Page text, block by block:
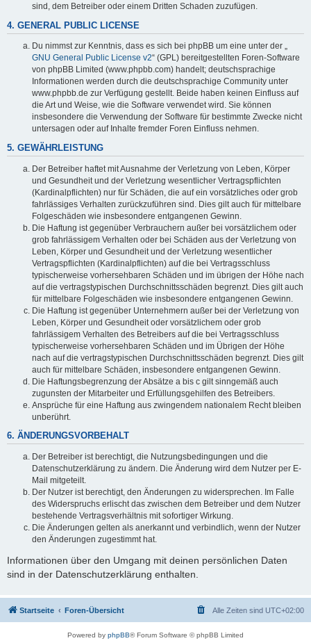
sind, dem Betreiber oder einem Dritten Schaden zuzufügen.
4. GENERAL PUBLIC LICENSE
Du nimmst zur Kenntnis, dass es sich bei phpBB um eine unter der „
GNU General Public License v2“ (GPL) bereitgestellten Foren-Software
von phpBB Limited (www.phpbb.com) handelt; deutschsprachige
Informationen werden durch die deutschsprachige Community unter
www.phpbb.de zur Verfügung gestellt. Beide haben keinen Einfluss auf
die Art und Weise, wie die Software verwendet wird. Sie können
insbesondere die Verwendung der Software für bestimmte Zwecke nicht
untersagen oder auf Inhalte fremder Foren Einfluss nehmen.
5. GEWÄHRLEISTUNG
Der Betreiber haftet mit Ausnahme der Verletzung von Leben, Körper
und Gesundheit und der Verletzung wesentlicher Vertragspflichten
(Kardinalpflichten) nur für Schäden, die auf ein vorsätzliches oder grob
fahrlässiges Verhalten zurückzuführen sind. Dies gilt auch für mittelbare
Folgeschäden wie insbesondere entgangenen Gewinn.
Die Haftung ist gegenüber Verbrauchern außer bei vorsätzlichem oder
grob fahrlässigem Verhalten oder bei Schäden aus der Verletzung von
Leben, Körper und Gesundheit und der Verletzung wesentlicher
Vertragspflichten (Kardinalpflichten) auf die bei Vertragsschluss
typischerweise vorhersehbaren Schäden und im übrigen der Höhe nach
auf die vertragstypischen Durchschnittsschäden begrenzt. Dies gilt auch
für mittelbare Folgeschäden wie insbesondere entgangenen Gewinn.
Die Haftung ist gegenüber Unternehmern außer bei der Verletzung von
Leben, Körper und Gesundheit oder vorsätzlichem oder grob
fahrlässigem Verhalten des Betreibers auf die bei Vertragsschluss
typischerweise vorhersehbaren Schäden und im Übrigen der Höhe
nach auf die vertragstypischen Durchschnittsschäden begrenzt. Dies gilt
auch für mittelbare Schäden, insbesondere entgangenen Gewinn.
Die Haftungsbegrenzung der Absätze a bis c gilt sinngemäß auch
zugunsten der Mitarbeiter und Erfüllungsgehilfen des Betreibers.
Ansprüche für eine Haftung aus zwingendem nationalem Recht bleiben
unberührt.
6. ÄNDERUNGSVORBEHALT
Der Betreiber ist berechtigt, die Nutzungsbedingungen und die
Datenschutzerklärung zu ändern. Die Änderung wird dem Nutzer per E-
Mail mitgeteilt.
Der Nutzer ist berechtigt, den Änderungen zu widersprechen. Im Falle
des Widerspruchs erlischt das zwischen dem Betreiber und dem Nutzer
bestehende Vertragsverhältnis mit sofortiger Wirkung.
Die Änderungen gelten als anerkannt und verbindlich, wenn der Nutzer
den Änderungen zugestimmt hat.
Informationen über den Umgang mit deinen persönlichen Daten
sind in der Datenschutzerklärung enthalten.
Startseite Foren-Übersicht Alle Zeiten sind UTC+02:00
Powered by phpBB® Forum Software © phpBB Limited